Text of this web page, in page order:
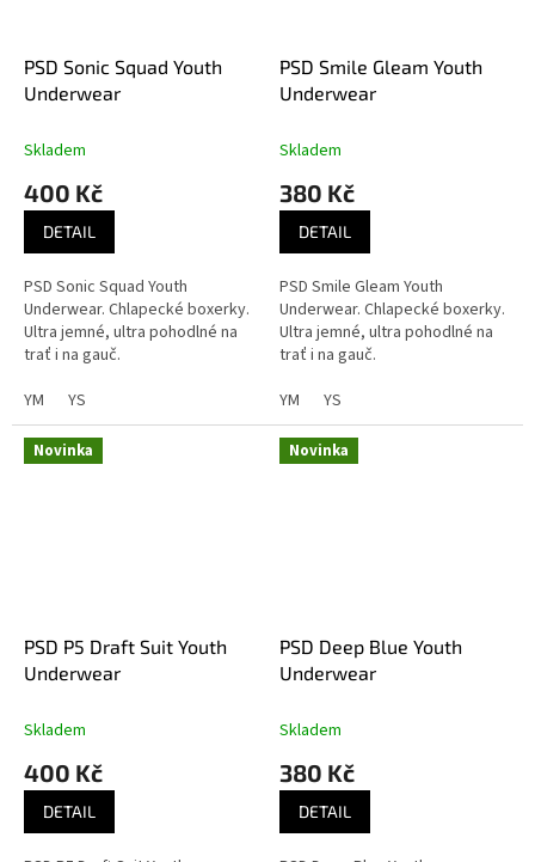
PSD Sonic Squad Youth
Underwear
Skladem
400 Kč
DETAIL
PSD Sonic Squad Youth
Underwear. Chlapecké boxerky.
Ultra jemné, ultra pohodlné na
trať i na gauč.
YM
YS
PSD Smile Gleam Youth
Underwear
Skladem
380 Kč
DETAIL
PSD Smile Gleam Youth
Underwear. Chlapecké boxerky.
Ultra jemné, ultra pohodlné na
trať i na gauč.
YM
YS
Novinka
PSD P5 Draft Suit Youth
Underwear
Skladem
400 Kč
DETAIL
Novinka
PSD Deep Blue Youth
Underwear
Skladem
380 Kč
DETAIL